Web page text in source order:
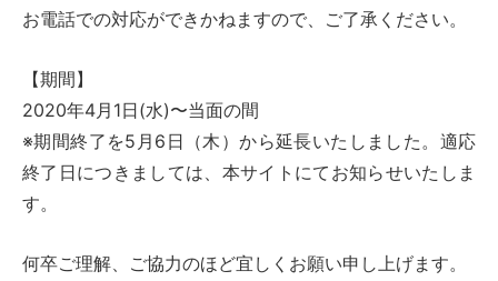
お電話での対応ができかねますので、ご了承ください。
【期間】
2020年4月1日(水)〜当面の間
※期間終了を5月6日（木）から延長いたしました。適応
終了日につきましては、本サイトにてお知らせいたしま
す。
何卒ご理解、ご協力のほど宜しくお願い申し上げます。